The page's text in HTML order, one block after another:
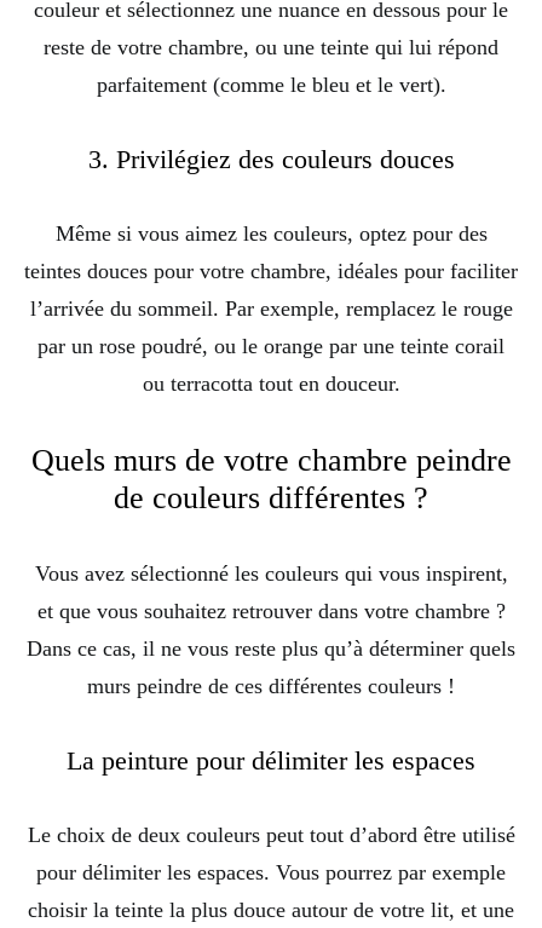
couleur et sélectionnez une nuance en dessous pour le
reste de votre chambre, ou une teinte qui lui répond
parfaitement (comme le bleu et le vert).
3. Privilégiez des couleurs douces
Même si vous aimez les couleurs, optez pour des
teintes douces pour votre chambre, idéales pour faciliter
l’arrivée du sommeil. Par exemple, remplacez le rouge
par un rose poudré, ou le orange par une teinte corail
ou terracotta tout en douceur.
Quels murs de votre chambre peindre
de couleurs différentes ?
Vous avez sélectionné les couleurs qui vous inspirent,
et que vous souhaitez retrouver dans votre chambre ?
Dans ce cas, il ne vous reste plus qu’à déterminer quels
murs peindre de ces différentes couleurs !
La peinture pour délimiter les espaces
Le choix de deux couleurs peut tout d’abord être utilisé
pour délimiter les espaces. Vous pourrez par exemple
choisir la teinte la plus douce autour de votre lit, et une